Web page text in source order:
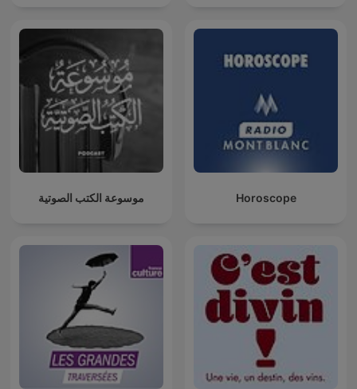
موسوعة الكتب الصوتية Horoscope